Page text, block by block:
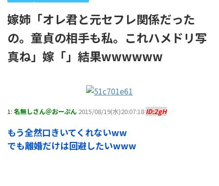
嫁姉「オレ君と元セフレ関係だった
の。童貞の相手も私。これハメドリ写
真ね」嫁「」結果wwwwww
1: 名無しさん＠おーぷん 2015/08/19(水)20:07:18 ID:2gH
もう全然口きいてくれないww
でも離婚だけは回避したいwww